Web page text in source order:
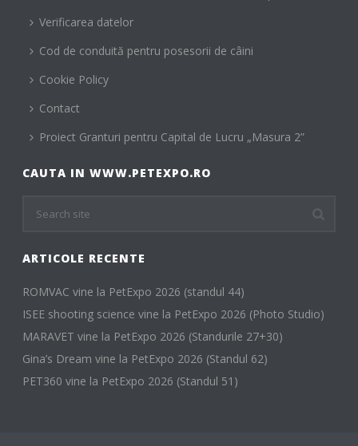
Verificarea datelor
Cod de conduită pentru posesorii de câini
Cookie Policy
Contact
Proiect Granturi pentru Capital de Lucru „Masura 2”
CAUTA IN WWW.PETEXPO.RO
ARTICOLE RECENTE
ROMVAC vine la PetExpo 2026 (standul 44)
ISEE shooting science vine la PetExpo 2026 (Photo Studio)
MARAVET vine la PetExpo 2026 (Standurile 27+30)
Gina’s Dream vine la PetExpo 2026 (Standul 62)
PET360 vine la PetExpo 2026 (Standul 51)